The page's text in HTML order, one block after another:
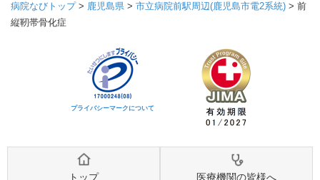
病院なびトップ> 鹿児島県 > 市立病院前駅周辺(鹿児島市電2系統) > 前
縦靭帯骨化症
プライバシーマークについて
トップ 医療機関の皆様へ